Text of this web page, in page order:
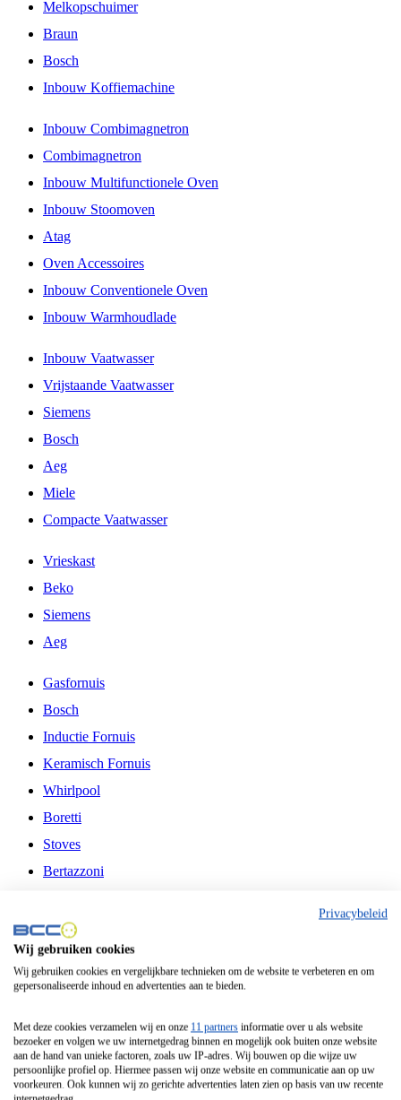
Melkopschuimer
Braun
Bosch
Inbouw Koffiemachine
Inbouw Combimagnetron
Combimagnetron
Inbouw Multifunctionele Oven
Inbouw Stoomoven
Atag
Oven Accessoires
Inbouw Conventionele Oven
Inbouw Warmhoudlade
Inbouw Vaatwasser
Vrijstaande Vaatwasser
Siemens
Bosch
Aeg
Miele
Compacte Vaatwasser
Vrieskast
Beko
Siemens
Aeg
Gasfornuis
Bosch
Inductie Fornuis
Keramisch Fornuis
Whirlpool
Boretti
Stoves
Bertazzoni
Fitelli
Airfryer
Frituurpan
Contactgrill
Broodbakmachine
Broodrooster
Privacybeleid
Wij gebruiken cookies
Wij gebruiken cookies en vergelijkbare technieken om de website te verbeteren en om
gepersonaliseerde inhoud en advertenties aan te bieden.
Met deze cookies verzamelen wij en onze 11 partners informatie over u als website
bezoeker en volgen we uw internetgedrag binnen en mogelijk ook buiten onze website
aan de hand van unieke factoren, zoals uw IP-adres. Wij bouwen op die wijze uw
persoonlijke profiel op. Hiermee passen wij onze website en communicatie aan op uw
voorkeuren. Ook kunnen wij zo gerichte advertenties laten zien op basis van uw recente